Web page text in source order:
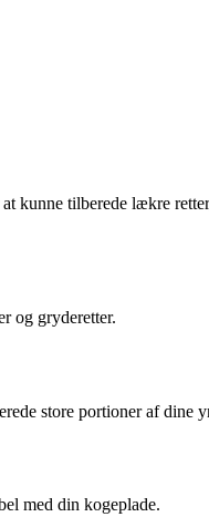
kunne tilberede lækre
og gryderetter.
store portioner af dine
med din kogeplade.